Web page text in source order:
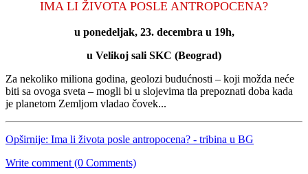
IMA LI ŽIVOTA POSLE ANTROPOCENA?
u ponedeljak, 23. decembra u 19h,
u Velikoj sali SKC (Beograd)
Za nekoliko miliona godina, geolozi budućnosti – koji možda neće
biti sa ovoga sveta – mogli bi u slojevima tla prepoznati doba kada
je planetom Zemljom vladao čovek...
Opširnije: Ima li života posle antropocena? - tribina u BG
Write comment (0 Comments)